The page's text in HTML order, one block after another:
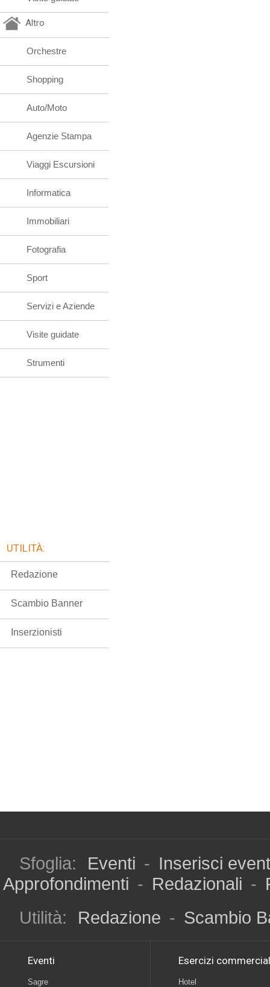
Altro
Orchestre
Shopping
Auto/Moto
Agenzie Stampa
Viaggi Escursioni
Informatica
Immobiliari
Fotografia
Sport
Servizi e Aziende
Visite guidate
Strumenti
UTILITÀ:
Redazione
Scambio Banner
Inserzionisti
Sfoglia: Eventi - Inserisci
Approfondimenti - Redazionali -
Utilità:
Redazione - Scambio
Eventi
Sagre
Esercizi
Hotel